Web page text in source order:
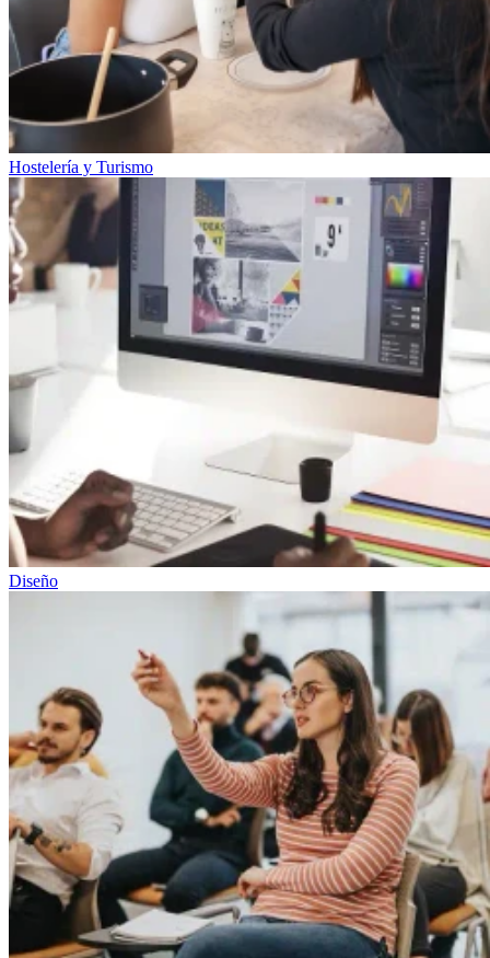
Hostelería y Turismo
Diseño